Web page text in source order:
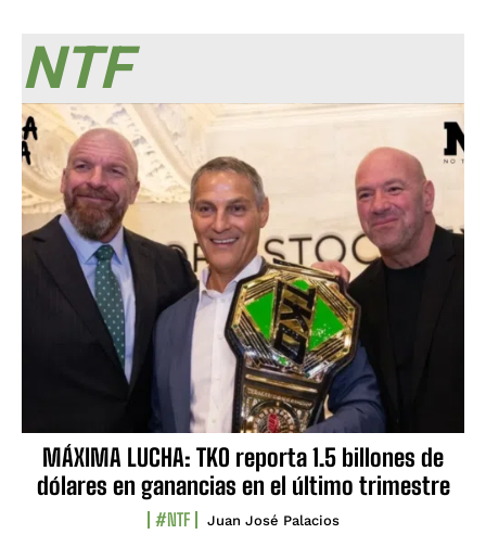
NTF
MÁXIMA LUCHA: TKO reporta 1.5 billones de
dólares en ganancias en el último trimestre
#NTF Juan José Palacios